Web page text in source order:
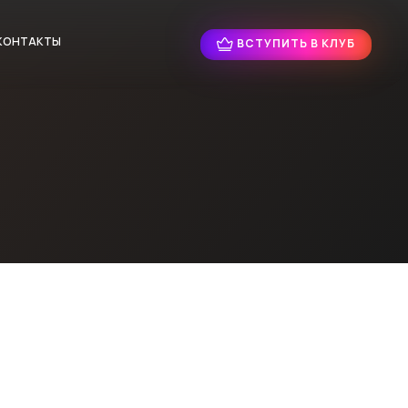
ВСТУПИТЬ В КЛУБ